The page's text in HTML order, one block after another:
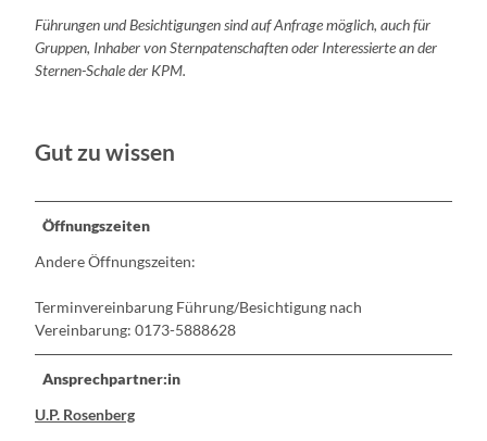
Führungen und Besichtigungen sind auf Anfrage möglich, auch für
Gruppen, Inhaber von Sternpatenschaften oder Interessierte an der
Sternen-Schale der KPM.
Gut zu wissen
Öffnungszeiten
Andere Öffnungszeiten:
Terminvereinbarung Führung/Besichtigung nach
Vereinbarung: 0173-5888628
Ansprechpartner:in
U.P. Rosenberg